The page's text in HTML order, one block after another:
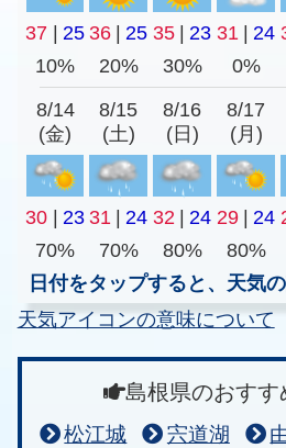
37 | 25 36 | 25 35 | 23 31 | 24
10%
20% 30% 0%
8/14
(金)
8/15
(土)
8/16
(日)
8/17
(月)
30 | 23 31 | 24 32 | 24 29 | 24
70%
70% 80% 80%
日付をタップすると、天気
天気アイコンの意味について
島根県のおすす
松江城 宍道湖